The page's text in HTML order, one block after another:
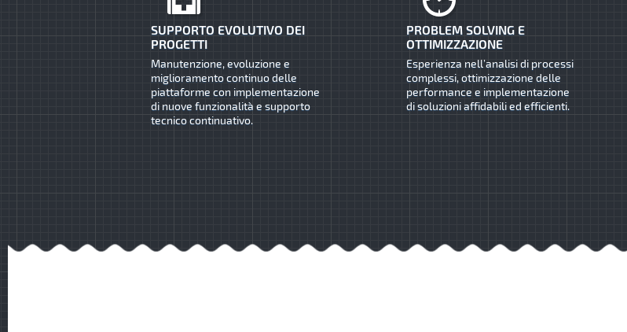
SUPPORTO EVOLUTIVO DEI
PROGETTI
Manutenzione, evoluzione e
miglioramento continuo delle
piattaforme con implementazione
di nuove funzionalità e supporto
tecnico continuativo.
PROBLEM SOLVING E
OTTIMIZZAZIONE
Esperienza nell’analisi di processi
complessi, ottimizzazione delle
performance e implementazione
di soluzioni affidabili ed efficienti.